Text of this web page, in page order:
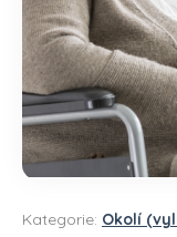
Kategorie: Okolí